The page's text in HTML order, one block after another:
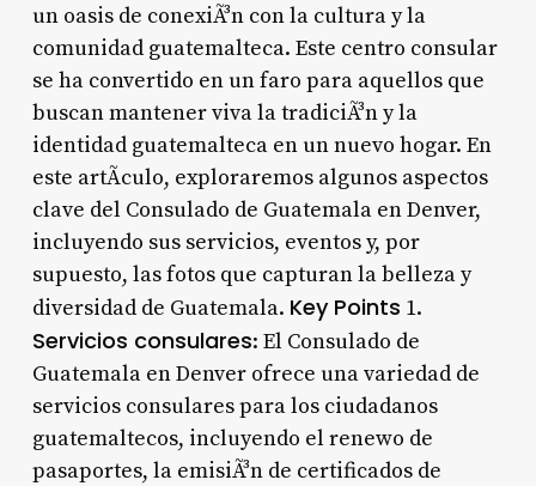
un oasis de conexiÃ³n con la cultura y la
comunidad guatemalteca. Este centro consular
se ha convertido en un faro para aquellos que
buscan mantener viva la tradiciÃ³n y la
identidad guatemalteca en un nuevo hogar. En
este artÃ­culo, exploraremos algunos aspectos
clave del Consulado de Guatemala en Denver,
incluyendo sus servicios, eventos y, por
supuesto, las fotos que capturan la belleza y
diversidad de Guatemala. Key Points 1.
Servicios consulares: El Consulado de
Guatemala en Denver ofrece una variedad de
servicios consulares para los ciudadanos
guatemaltecos, incluyendo el renewo de
pasaportes, la emisiÃ³n de certificados de